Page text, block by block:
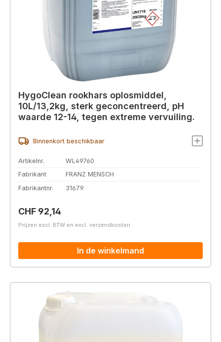
HygoClean rookhars oplosmiddel,
10L/13,2kg, sterk geconcentreerd, pH
waarde 12-14, tegen extreme vervuiling.
Binnenkort beschikbaar
Artikelnr.
WL49760
Fabrikant
FRANZ MENSCH
Fabrikantnr.
31679
Normale prijs:
CHF 92,14
Prijzen excl. BTW en excl. verzendkosten
In de winkelmand